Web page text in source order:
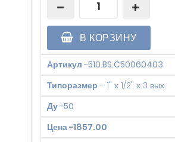
В КОРЗИНУ
Артикул -510.BS.C50060403
Типоразмер - 1" х 1/2" х 3 вых.
Ду-50
Цена-1857.00